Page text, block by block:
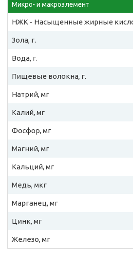
Микро- и макроэлемент
НЖК - Насыщенные жирные
Зола, г.
Вода, г.
Пищевые волокна, г.
Натрий, мг
Калий, мг
Фосфор, мг
Магний, мг
Кальций, мг
Медь, мкг
Марганец, мг
Цинк, мг
Железо, мг